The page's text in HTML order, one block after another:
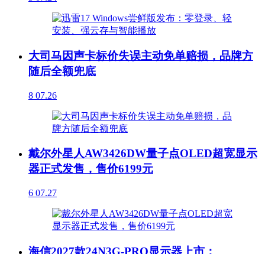
大司马因声卡标价失误主动免单赔损，品牌方
随后全额兜底
8 07.26
戴尔外星人AW3426DW量子点OLED超宽显示
器正式发售，售价6199元
6 07.27
海信2027款24N3G-PRO显示器上市：